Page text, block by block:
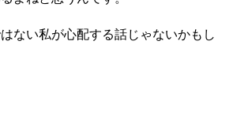
ない私が心配する話じゃないかもし